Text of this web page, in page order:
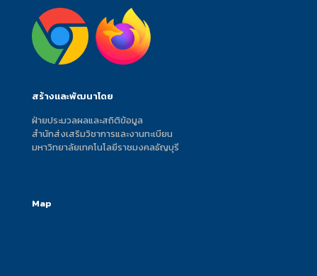
สร้างและพัฒนาโดย
ฝ่ายประมวลผลและสถิติข้อมูล
สำนักส่งเสริมวิชาการและงานทะเบียน
มหาวิทยาลัยเทคโนโลยีราชมงคลธัญบุรี
Map